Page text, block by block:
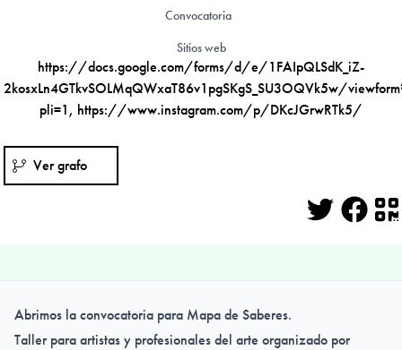
Convocatoria
Sitios web
https://docs.google.com/forms/d/e/1FAIpQLSdK_iZ-
2kosxLn4GTkvSOLMqQWxaT86v1pgSKgS_SU3OQVk5w/
pli=1, https://www.instagram.com/p/DKcJGrwRTk5/
Ver grafo
Abrimos la convocatoria para Mapa de Saberes.
Taller para artistas y profesionales del arte organizado por